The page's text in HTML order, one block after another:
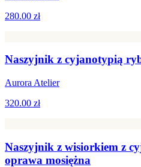
280.00 zł
Naszyjnik z cyjanotypią
Aurora Atelier
320.00 zł
Naszyjnik z wisiorkiem z
oprawa mosiężna